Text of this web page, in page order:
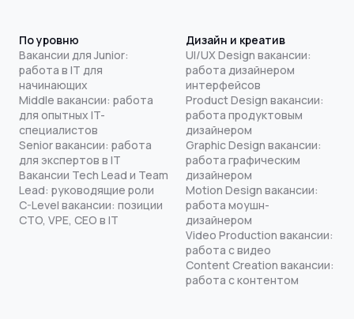
По уровню
Вакансии для Junior:
работа в IT для
начинающих
Middle вакансии: работа
для опытных IT-
специалистов
Senior вакансии: работа
для экспертов в IT
Вакансии Tech Lead и Team
Lead: руководящие роли
C-Level вакансии: позиции
CTO, VPE, CEO в IT
Дизайн и креатив
UI/UX Design вакансии:
работа дизайнером
интерфейсов
Product Design вакансии:
работа продуктовым
дизайнером
Graphic Design вакансии:
работа графическим
дизайнером
Motion Design вакансии:
работа моушн-
дизайнером
Video Production вакансии:
работа с видео
Content Creation вакансии:
работа с контентом